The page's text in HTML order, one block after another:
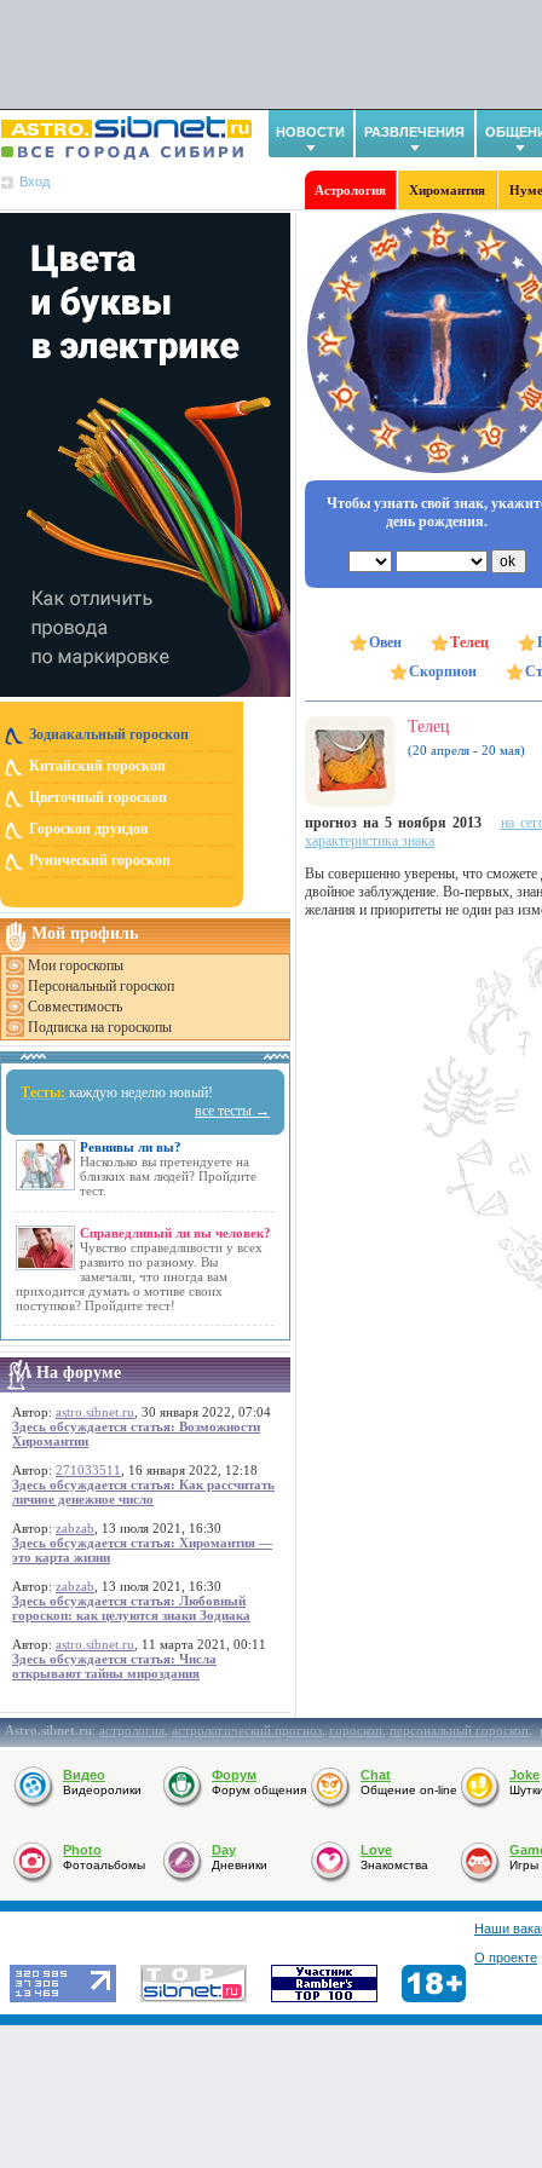
НОВОСТИ РАЗВЛЕЧЕНИЯ
Вход
Астрология Хиромантия
Зодиакальный гороскоп
Китайский гороскоп
Цветочный гороскоп
Гороскоп друидов
Рунический гороскоп
Мой профиль
Мои гороскопы
Персональный гороскоп
Совместимость
Подписка на гороскопы
Тесты: каждую неделю новый!
все тесты →
Ревнивы ли вы?
Насколько вы претендуете на
близких вам людей? Пройдите
тест.
Справедливый ли вы человек?
Чувство справедливости у всех
развито по разному. Вы
замечали, что иногда вам
приходится думать о мотиве своих
поступков? Пройдите тест!
На форуме
Автор: astro.sibnet.ru , 30 января 2022, 07:04
Здесь обсуждается статья: Возможности
Хиромантии
Автор: 271033511
, 16 января 2022, 12:18
Здесь обсуждается статья: Как рассчитать
личное денежное число
Автор: zabzab , 13 июля 2021, 16:30
Здесь обсуждается статья: Хиромантия —
это карта жизни
Автор: zabzab , 13 июля 2021, 16:30
Здесь обсуждается статья: Любовный
гороскоп: как целуются знаки Зодиака
Автор: astro.sibnet.ru , 11 марта 2021, 00:11
Здесь обсуждается статья: Числа
открывают тайны мироздания
Чтобы узнать свой знак,
день рождения.
Овен Телец
Скорпион
Телец
(20 апреля - 20 мая)
прогноз на 5 ноября 2013
на
характеристика знака
Вы совершенно уверены, что сможете
двойное заблуждение. Во-первых,
желания и приоритеты не один раз
Astro.sibnet.ru:астрология,астрологический прогноз,гороскоп,персональный гороскоп,
Видео
Видеоролики
Форум
Форум общения
Chat
Общение on-line
Joke
Photo
Фотоальбомы
Day
Дневники
Love
Знакомства Игры
Наши
О проекте